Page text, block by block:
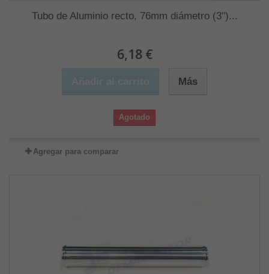
Tubo de Aluminio recto, 76mm diámetro (3")...
6,18 €
Más
Agotado
Agregar para comparar